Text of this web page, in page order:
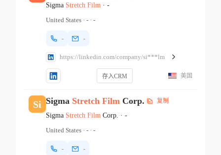
Sigma Stretch Film· -
United States· -· -
- -
https://linkedin.com/company/si***lm
存入CRM 美国
Si Sigma Stretch FilmCorp. 复制
Sigma Stretch FilmCorp. · -
United States· -· -
- -